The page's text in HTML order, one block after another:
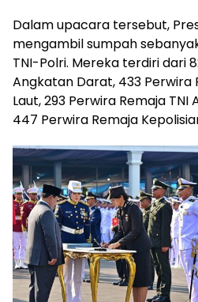
Dalam upacara tersebut,
mengambil sumpah
TNI-Polri. Mereka terdiri dari
Angkatan Darat, 433 Perwira
Laut, 293 Perwira Remaja
447 Perwira Remaja